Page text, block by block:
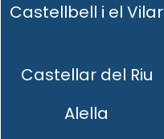
Castellbell i el Vilar
Castellar del Riu
Alella